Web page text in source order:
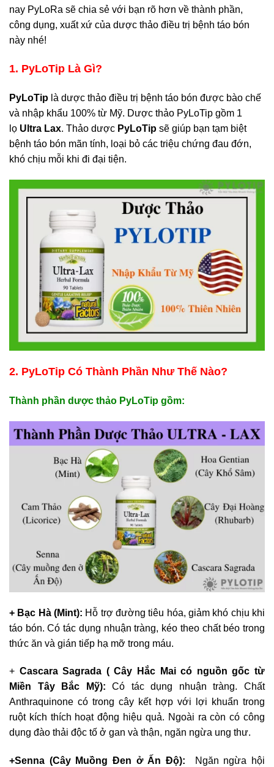
nay PyLoRa sẽ chia sẻ với bạn rõ hơn về thành phần,
công dụng, xuất xứ của dược thảo điều trị bệnh táo bón
này nhé!
1. PyLoTip Là Gì?
PyLoTip là dược thảo điều trị bệnh táo bón được bào chế
và nhập khẩu 100% từ Mỹ. Dược thảo PyLoTip gồm 1
lọ Ultra Lax. Thảo dược PyLoTip sẽ giúp bạn tạm biệt
bệnh táo bón mãn tính, loại bỏ các triệu chứng đau đớn,
khó chịu mỗi khi đi đại tiện.
2. PyLoTip Có Thành Phần Như Thế Nào?
Thành phần dược thảo PyLoTip gồm:
+ Bạc Hà (Mint): Hỗ trợ đường tiêu hóa, giảm khó chịu khi
táo bón. Có tác dụng nhuận tràng, kéo theo chất béo trong
thức ăn và gián tiếp hạ mỡ trong máu.
+ Cascara Sagrada ( Cây Hắc Mai có nguồn gốc từ
Miền Tây Bắc Mỹ):Có tác dụng nhuận tràng. Chất
Anthraquinone có trong cây kết hợp với lợi khuẩn trong
ruột kích thích hoạt động hiệu quả. Ngoài ra còn có công
dụng đào thải độc tố ở gan và thận, ngăn ngừa ung thư.
+Senna (Cây Muồng Đen ở Ấn Độ): Ngăn ngừa hội